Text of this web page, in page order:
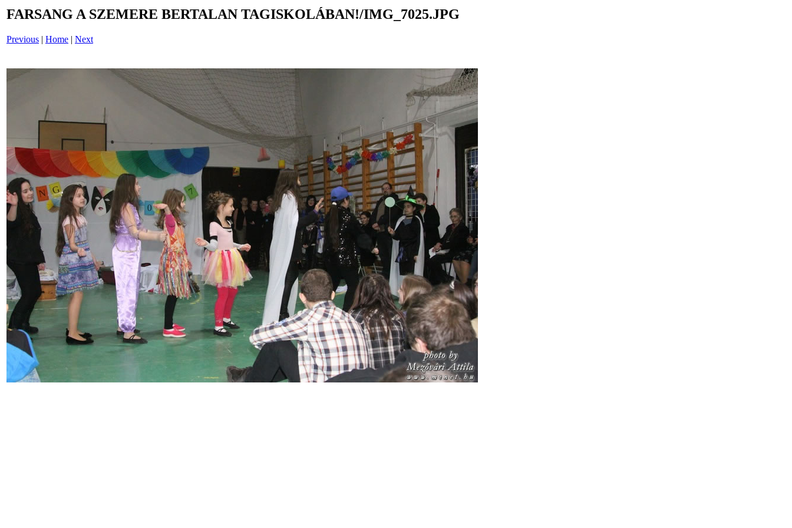
FARSANG A SZEMERE BERTALAN TAGISKOLÁBAN!/IMG_7025.JPG
Previous | Home | Next